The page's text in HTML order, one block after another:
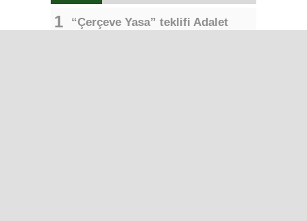
“Çerçeve Yasa” teklifi Adalet